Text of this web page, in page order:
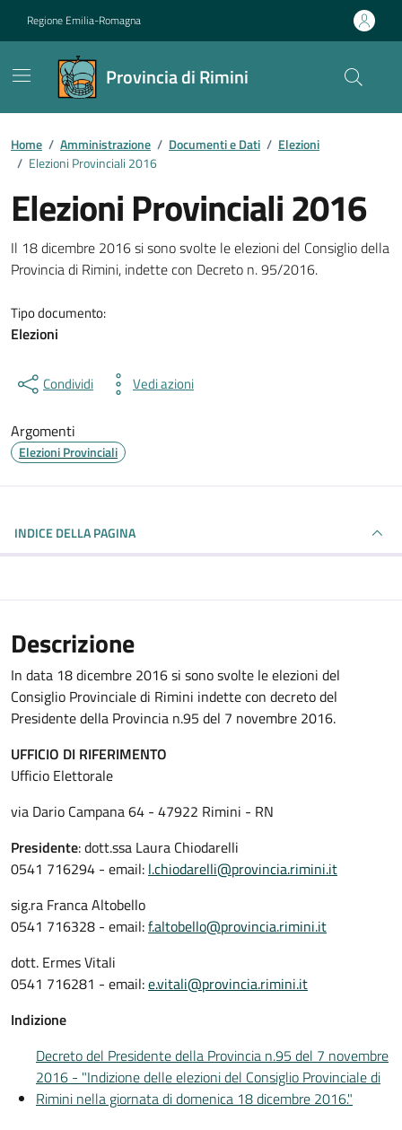
Regione Emilia-Romagna
Provincia di Rimini
Contenuti in evidenza
Home / Amministrazione / Documenti e Dati / Elezioni
/ Elezioni Provinciali 2016
Elezioni Provinciali 2016
Dettagli del documento
Il 18 dicembre 2016 si sono svolte le elezioni del Consiglio della
Provincia di Rimini, indette con Decreto n. 95/2016.
Tipo documento:
Elezioni
Condividi Vedi azioni
Argomenti
Elezioni Provinciali
INDICE DELLA PAGINA
Descrizione
In data 18 dicembre 2016 si sono svolte le elezioni del
Consiglio Provinciale di Rimini indette con decreto del
Presidente della Provincia n.95 del 7 novembre 2016.
UFFICIO DI RIFERIMENTO
Ufficio Elettorale
via Dario Campana 64 - 47922 Rimini - RN
Presidente: dott.ssa Laura Chiodarelli
0541 716294 - email: l.chiodarelli@provincia.rimini.it
sig.ra Franca Altobello
0541 716328 - email:f.altobello@provincia.rimini.it
dott. Ermes Vitali
0541 716281 - email:e.vitali@provincia.rimini.it
Indizione
Decreto del Presidente della Provincia n.95 del 7 novembre
2016 - "Indizione delle elezioni del Consiglio Provinciale di
Rimini nella giornata di domenica 18 dicembre 2016."